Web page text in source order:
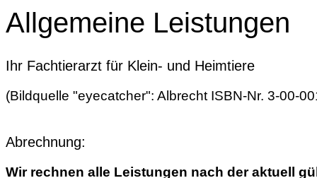
Allgemeine Leistungen
Ihr Fachtierarzt für Klein- und Heimtiere
(Bildquelle "eyecatcher": Albrecht ISBN-Nr. 3-00-
Abrechnung:
Wir rechnen alle Leistungen nach der aktuell